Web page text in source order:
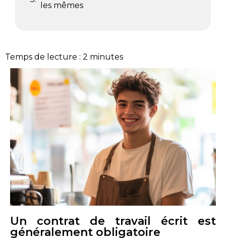
les mêmes
Temps de lecture : 2 minutes
Un contrat de travail écrit est
généralement obligatoire